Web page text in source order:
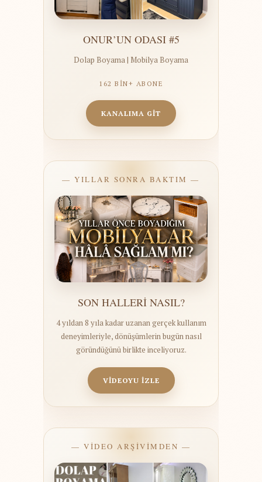
ONUR’UN ODASI #5
Dolap Boyama | Mobilya Boyama
162 BİN+ ABONE
KANALIMA GİT
— YILLAR SONRA BAKTIM —
SON HALLERİ NASIL?
4 yıldan 8 yıla kadar uzanan gerçek kullanım
deneyimleriyle, dönüşümlerin bugün nasıl
göründüğünü birlikte inceliyoruz.
VİDEOYU İZLE
— VİDEO ARŞİVİMDEN —